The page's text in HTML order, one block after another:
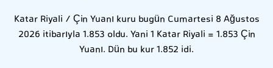
Katar Riyali / Çin Yuanı kuru bugün Cumartesi 8 Ağustos
2026 itibarıyla 1.853 oldu. Yani 1 Katar Riyali = 1.853 Çin
Yuanı. Dün bu kur 1.852 idi.